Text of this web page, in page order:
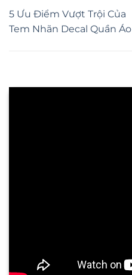
5 Ưu Điểm Vượt Trội Của
Tem Nhãn Decal Quần Áo